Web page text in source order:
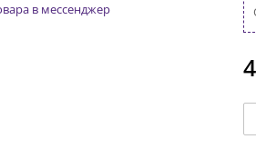
в мессенджер